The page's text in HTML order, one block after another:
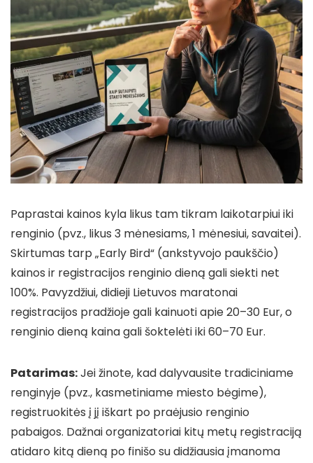
Paprastai kainos kyla likus tam tikram laikotarpiui iki
renginio (pvz., likus 3 mėnesiams, 1 mėnesiui, savaitei).
Skirtumas tarp „Early Bird“ (ankstyvojo paukščio)
kainos ir registracijos renginio dieną gali siekti net
100%. Pavyzdžiui, didieji Lietuvos maratonai
registracijos pradžioje gali kainuoti apie 20–30 Eur, o
renginio dieną kaina gali šoktelėti iki 60–70 Eur.
Patarimas:Jei žinote, kad dalyvausite tradiciniame
renginyje (pvz., kasmetiniame miesto bėgime),
registruokitės į jį iškart po praėjusio renginio
pabaigos. Dažnai organizatoriai kitų metų registraciją
atidaro kitą dieną po finišo su didžiausia įmanoma